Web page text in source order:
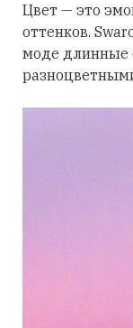
Цвет — это
оттенков.
моде длинные